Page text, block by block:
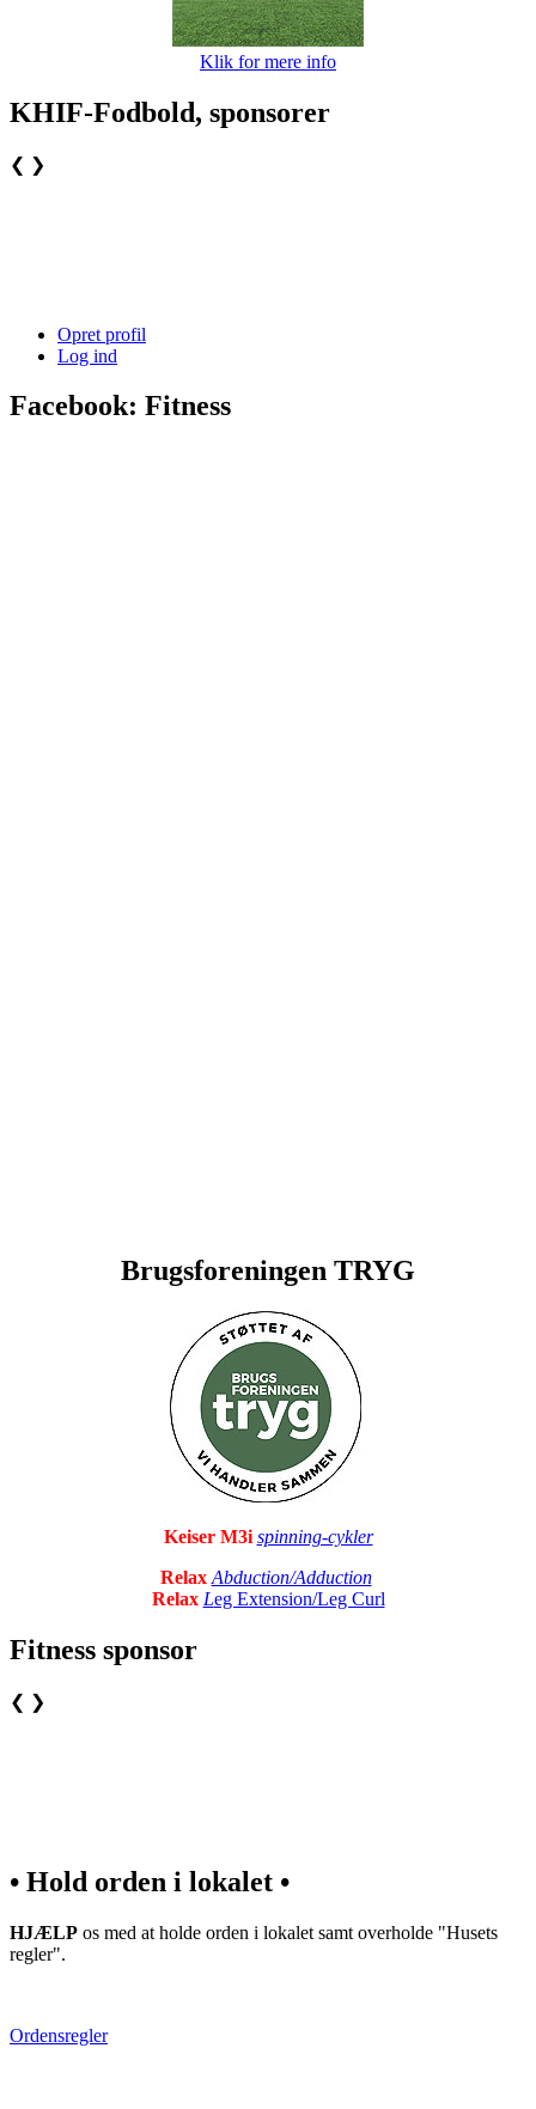
Klik for mere info
KHIF-Fodbold, sponsorer
❮ ❯
Opret profil
Log ind
Facebook: Fitness
Brugsforeningen TRYG
Keiser M3i spinning-cykler
Relax Abduction/Adduction
Relax Leg Extension/Leg Curl
Fitness sponsor
❮ ❯
• Hold orden i lokalet •
HJÆLP os med at holde orden i lokalet samt overholde "Husets
regler".
Ordensregler